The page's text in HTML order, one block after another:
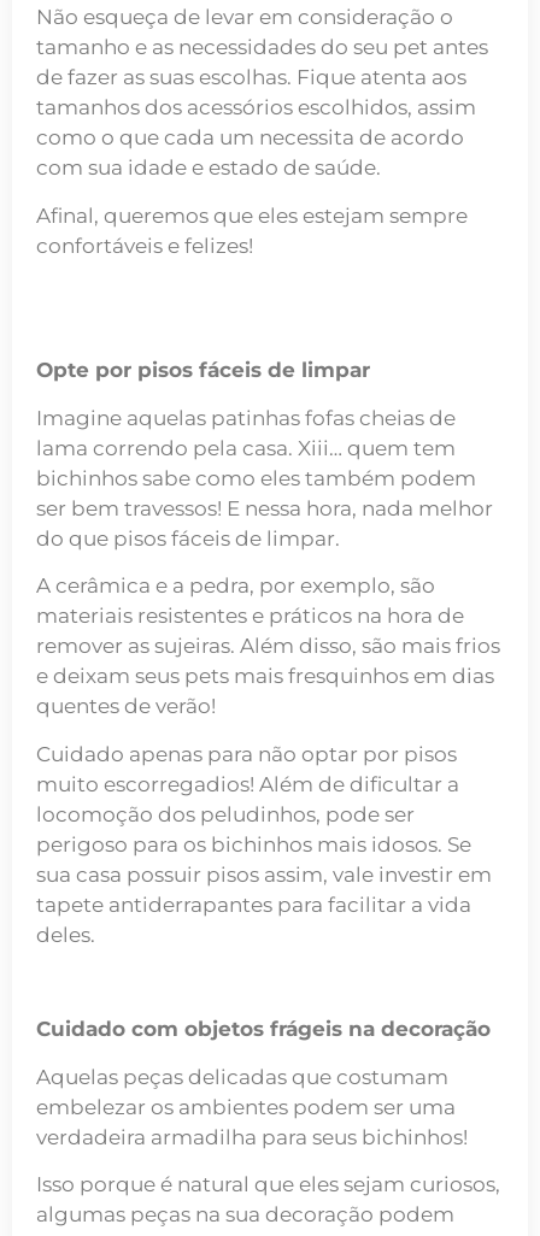
Não esqueça de levar em consideração o
tamanho e as necessidades do seu pet antes
de fazer as suas escolhas. Fique atenta aos
tamanhos dos acessórios escolhidos, assim
como o que cada um necessita de acordo
com sua idade e estado de saúde.
Afinal, queremos que eles estejam sempre
confortáveis e felizes!
Opte por pisos fáceis de limpar
Imagine aquelas patinhas fofas cheias de
lama correndo pela casa. Xiii… quem tem
bichinhos sabe como eles também podem
ser bem travessos! E nessa hora, nada melhor
do que pisos fáceis de limpar.
A cerâmica e a pedra, por exemplo, são
materiais resistentes e práticos na hora de
remover as sujeiras. Além disso, são mais frios
e deixam seus pets mais fresquinhos em dias
quentes de verão!
Cuidado apenas para não optar por pisos
muito escorregadios! Além de dificultar a
locomoção dos peludinhos, pode ser
perigoso para os bichinhos mais idosos. Se
sua casa possuir pisos assim, vale investir em
tapete antiderrapantes para facilitar a vida
deles.
Cuidado com objetos frágeis na decoração
Aquelas peças delicadas que costumam
embelezar os ambientes podem ser uma
verdadeira armadilha para seus bichinhos!
Isso porque é natural que eles sejam curiosos,
algumas peças na sua decoração podem